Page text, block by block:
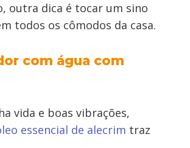
outra dica é tocar um sino
todos os cômodos da casa.
com água com
vida e boas vibrações,
essencial de alecrim traz